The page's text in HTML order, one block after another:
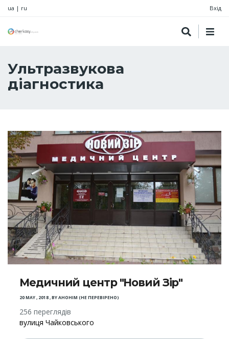
ua | ru Вхід
Ультразвукова
діагностика
Медичний центр "Новий Зір"
20 MAY , 2018,BYАНОНІМ (НЕ ПЕРЕВІРЕНО)
256 переглядів
вулиця Чайковського